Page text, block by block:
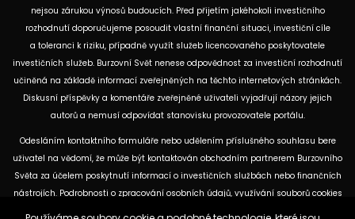
nejsou zárukou výnosů budoucích. Před přijetím jakéhokoli investičního
rozhodnutí doporučujeme posoudit vlastní finanční situaci, investiční cíle
a toleranci k riziku, případně využít služeb licencovaného poskytovatele
investičních služeb. Burzovní Svět nenese odpovědnost za investiční rozhodnutí
učiněná na základě informací zveřejněných na těchto internetových stránkách.
Diskusní příspěvky a komentáře zveřejněné uživateli vyjadřují názory jejich
autorů a nemusí odpovídat stanovisku provozovatele portálu.
Odesláním kontaktního formuláře nebo udělením příslušného souhlasu bere
uživatel na vědomí, že může být kontaktován obchodním partnerem Burzovního
Světa za účelem poskytnutí informací o investičních službách nebo finančních
nástrojích. Podrobnosti o zpracování osobních údajů, využívání souborů cookies